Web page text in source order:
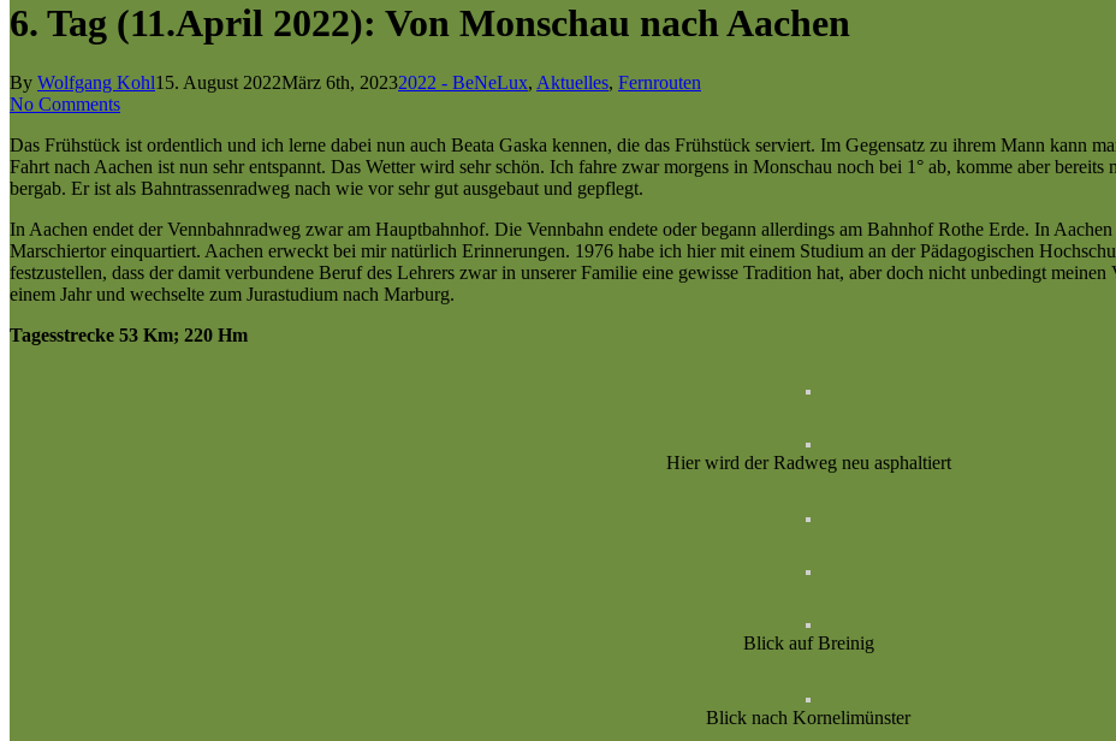
6. Tag (11.April 2022): Von Monschau nach Aachen
By Wolfgang Kohl15. August 2022März 6th, 20232022 - BeNeLux, Aktuelles, Fernrouten
No Comments
Das Frühstück ist ordentlich und ich lerne dabei nun auch Beata Gaska kennen, die das Frühstück serviert. Im Gegensatz zu ihrem Mann kann
Fahrt nach Aachen ist nun sehr entspannt. Das Wetter wird sehr schön. Ich fahre zwar morgens in Monschau noch bei 1° ab, komme aber
bergab. Er ist als Bahntrassenradweg nach wie vor sehr gut ausgebaut und gepflegt.
In Aachen endet der Vennbahnradweg zwar am Hauptbahnhof. Die Vennbahn endete oder begann allerdings am Bahnhof Rothe Erde. In
Marschiertor einquartiert. Aachen erweckt bei mir natürlich Erinnerungen. 1976 habe ich hier mit einem Studium an der Pädagogischen
festzustellen, dass der damit verbundene Beruf des Lehrers zwar in unserer Familie eine gewisse Tradition hat, aber doch nicht unbedingt
einem Jahr und wechselte zum Jurastudium nach Marburg.
Tagesstrecke 53 Km; 220 Hm
Hier wird der Radweg neu asphaltiert
Blick auf Breinig
Blick nach Kornelimünster